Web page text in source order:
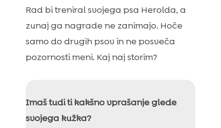
Friky Meatlover ‘mini’ jagnječe kocke –
(hipoalergeni) – 100 g
Friky Meatlover jagnječe kocke – priboljšek
(hipoalergeni) – 100 g
Friky Meatlover jagnječe palčke –
Rad bi treniral svojega psa Herolda, a
zunaj ga nagrade ne zanimajo. Hoče
samo do drugih psov in ne posveča
pozornosti meni. Kaj naj storim?
Imaš tudi ti kakšno vprašanje glede
svojega kužka?